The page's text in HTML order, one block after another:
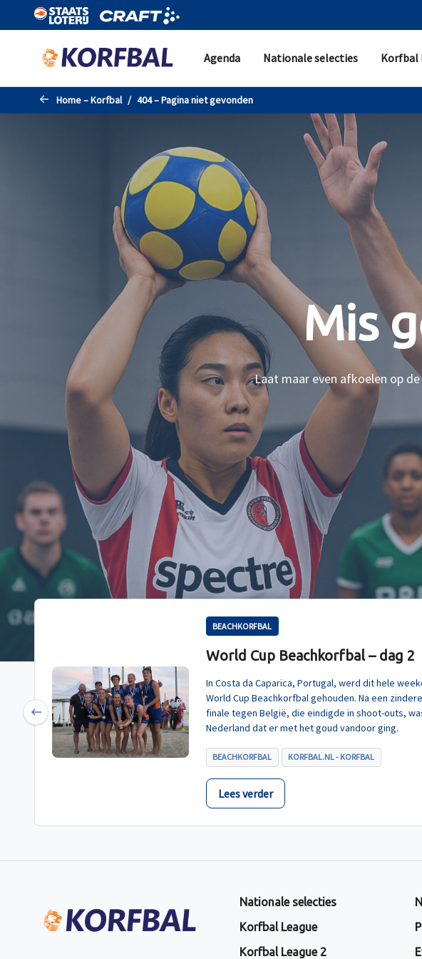
Naar de hoofdinhoud gaan
Agenda Nationale selecties Korfbal
Home – Korfbal 404 – Pagina niet gevonden
Mis
Laat maar even afkoelen op
BEACHKORFBAL
World Cup Beachkorfbal – dag 2
In Costa da Caparica, Portugal, werd dit hele
World Cup Beachkorfbal gehouden. Na een
finale tegen België, die eindigde in shoot-outs,
Nederland dat er met het goud vandoor ging.
BEACHKORFBAL KORFBAL.NL - KORFBAL
Lees verder
Previous
Nationale selecties
Korfbal League
Korfbal League 2